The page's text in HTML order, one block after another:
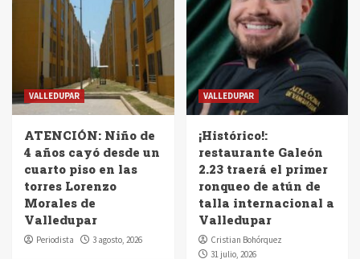
VALLEDUPAR
ATENCIÓN: Niño de
4 años cayó desde un
cuarto piso en las
torres Lorenzo
Morales de
Valledupar
Periodista 3 agosto, 2026
VALLEDUPAR
¡Histórico!:
restaurante Galeón
2.23 traerá el primer
ronqueo de atún de
talla internacional a
Valledupar
Cristian Bohórquez
31 julio, 2026